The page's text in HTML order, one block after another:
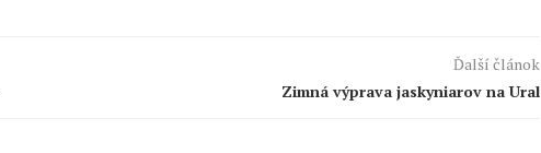
Ďalší článok
Zimná výprava jaskyniarov na Ural